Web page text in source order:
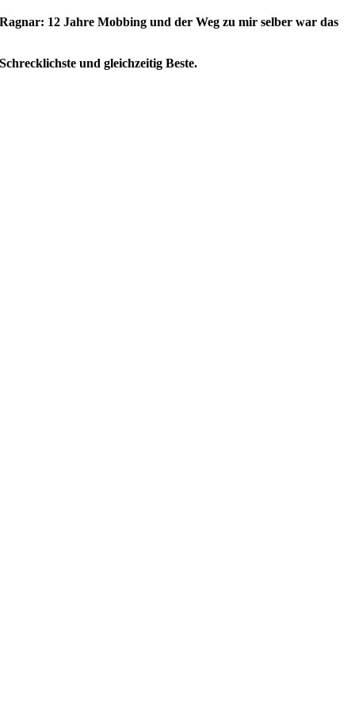
Ragnar: 12 Jahre Mobbing und der Weg zu mir selber war das
Schrecklichste und gleichzeitig Beste.